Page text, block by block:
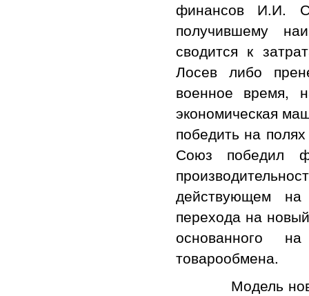
финансов И.И.
получившему
сводится к
Лосев либо
военное время,
экономическая
победить на
Союз победил
действующем на
перехода на
основанного
товарообмена.
Модель новой